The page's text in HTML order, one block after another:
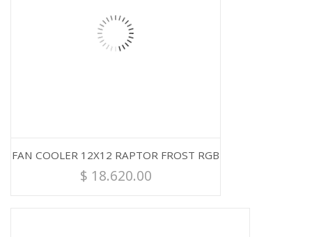
FAN COOLER 12X12 RAPTOR FROST RGB
$ 18.620.00